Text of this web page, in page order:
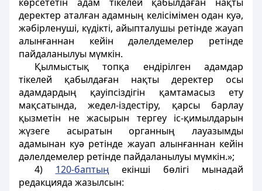
деректер аталған адамның келісімімен одан куә,
жәбірленуші, күдікті, айыпталушы ретінде жауап
алынғаннан кейін дәлелдемелер ретінде
пайдаланылуы мүмкін.
Қылмыстық топқа ендірілген адамдар
тікелей қабылдаған нақты деректер осы
адамдардың қауіпсіздігін қамтамасыз ету
мақсатында, жедел-іздестіру, қарсы барлау
қызметін не жасырын тергеу іс-қимылдарын
жүзеге асыратын органның лауазымды
адамынан куә ретінде жауап алынғаннан кейін
дәлелдемелер ретінде пайдаланылуы мүмкін.»;
4) 120-баптың екінші бөлігі мынадай
редакцияда жазылсын: